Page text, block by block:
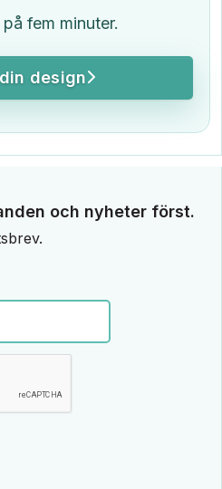
fem minuter.
design
och nyheter först.